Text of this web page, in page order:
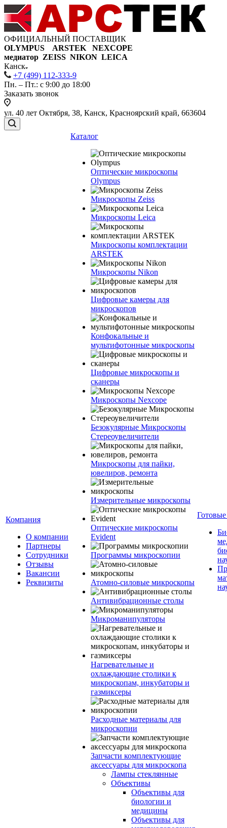
ОФИЦИАЛЬНЫЙ ПОСТАВЩИК
OLYMPUS ARSTEK NEXCOPE
медиатор ZEISS NIKON LEICA
Канск
+7 (499) 112-333-9
Пн. – Пт.: с 9:00 до 18:00
Заказать звонок
ул. 40 лет Октября, 38, Канск, Красноярский край, 663604
Компания
О компании
Партнеры
Сотрудники
Отзывы
Вакансии
Реквизиты
Каталог
Оптические микроскопы
Olympus
Микроскопы Zeiss
Микроскопы Leica
Микроскопы комплектации
ARSTEK
Микроскопы Nikon
Цифровые камеры для
микроскопов
Конфокальные и
мультифотонные микроскопы
Цифровые микроскопы и
сканеры
Микроскопы Nexcope
Безокулярные Микроскопы
Стереоувеличители
Микроскопы для пайки,
ювелиров, ремонта
Измерительные микроскопы
Оптические микроскопы
Evident
Программы микроскопии
Атомно-силовые микроскопы
Антивибрационные столы
Микроманипуляторы
Нагревательные и
охлаждающие столики к
микроскопам, инкубаторы и
газмиксеры
Расходные материалы для
микроскопии
Запчасти комплектующие
аксессуары для микроскопа
Лампы стеклянные
Объективы
Объективы для
биологии и
медицины
Объективы для